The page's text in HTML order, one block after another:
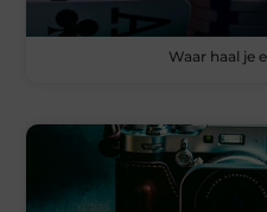
Waar haal je